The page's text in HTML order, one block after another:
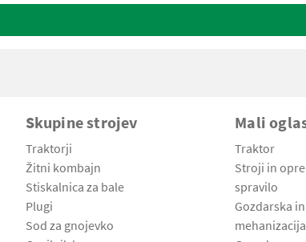
Skupine strojev
Traktorji
Žitni kombajn
Stiskalnica za bale
Plugi
Sod za gnojevko
Mali
Traktor
Stroji in
spravilo
Gozdarska
mehanizacija